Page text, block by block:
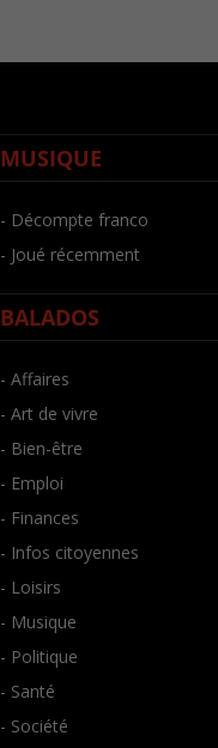
MUSIQUE
- Décompte franco
- Joué récemment
BALADOS
- Affaires
- Art de vivre
- Bien-être
- Emploi
- Finances
- Infos citoyennes
- Loisirs
- Musique
- Politique
- Santé
- Société